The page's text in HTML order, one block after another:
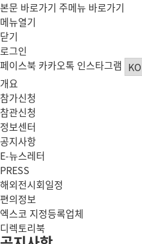
본문 바로가기 주메뉴 바로가기
메뉴열기
닫기
로그인
페이스북 카카오톡 인스타그램
개요
참가신청
참관신청
정보센터
공지사항
E-뉴스레터
PRESS
해외전시회일정
편의정보
엑스코 지정등록업체
디렉토리북